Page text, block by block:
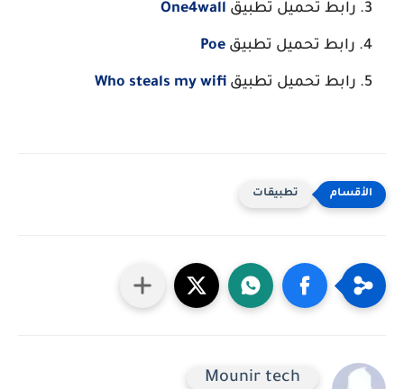
رابط تحميل تطبيق One4wall
رابط تحميل تطبيق Poe
رابط تحميل تطبيق Who steals my wifi
تطبيقات
Mounir tech